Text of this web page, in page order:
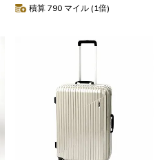
積算 790 マイル (1倍)